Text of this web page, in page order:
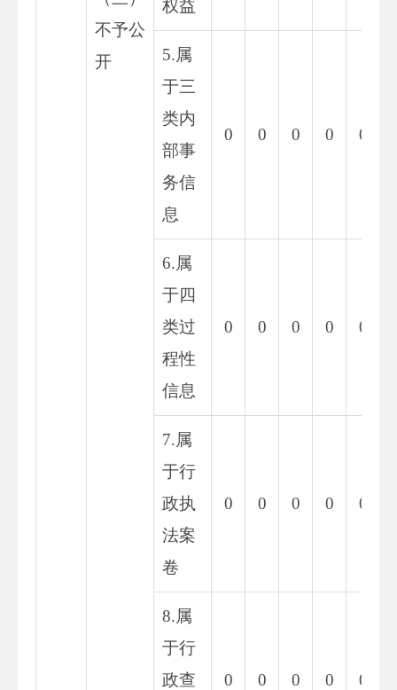
不予公
开
权益
5.属
于三
类内
部事
务信
息
0 0 0 0 0
6.属
于四
类过
程性
信息
0 0 0 0 0
7.属
于行
政执
法案
卷
0 0 0 0 0
8.属
于行
政查
0 0 0 0 0